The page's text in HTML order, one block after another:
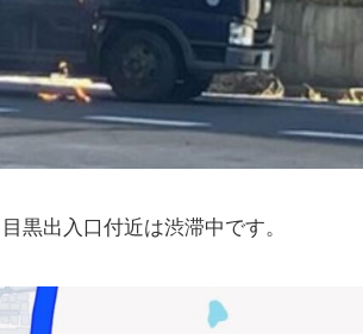
黒出入口付近は渋滞中です。